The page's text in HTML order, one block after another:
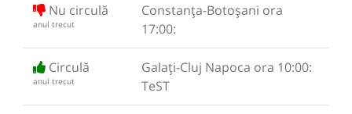
Nu circulă
anul trecut
Constanța-Botoșani ora
17:00:
Circulă
anul trecut
Galați-Cluj Napoca ora 10:00:
TeST